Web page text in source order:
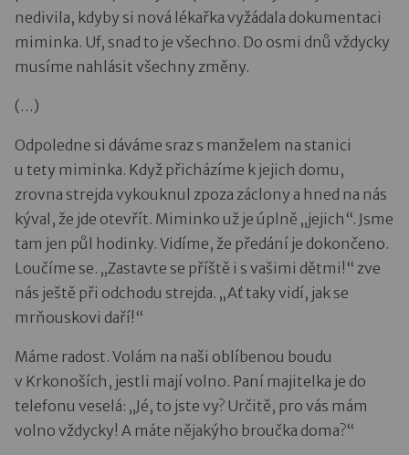
nedivila, kdyby si nová lékařka vyžádala dokumentaci
miminka. Uf, snad to je všechno. Do osmi dnů vždycky
musíme nahlásit všechny změny.
(…)
Odpoledne si dáváme sraz s manželem na stanici
u tety miminka. Když přicházíme k jejich domu,
zrovna strejda vykouknul zpoza záclony a hned na nás
kýval, že jde otevřít. Miminko už je úplně „jejich“. Jsme
tam jen půl hodinky. Vidíme, že předání je dokončeno.
Loučíme se. „Zastavte se příště i s vašimi dětmi!“ zve
nás ještě při odchodu strejda. „Ať taky vidí, jak se
mrňouskovi daří!“
Máme radost. Volám na naši oblíbenou boudu
v Krkonoších, jestli mají volno. Paní majitelka je do
telefonu veselá: „Jé, to jste vy? Určitě, pro vás mám
volno vždycky! A máte nějakýho broučka doma?“